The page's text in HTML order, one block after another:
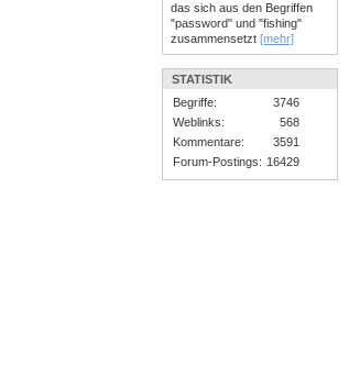
das sich aus den Begriffen
"password" und "fishing"
zusammensetzt [mehr]
STATISTIK
Begriffe:
3746
Weblinks:
568
Kommentare:
3591
Forum-Postings: 16429